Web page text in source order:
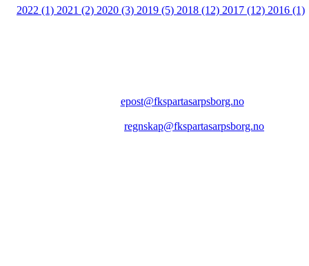
2022 (1) 2021 (2) 2020 (3) 2019 (5) 2018 (12) 2017 (12) 2016 (1)
epost@fkspartasarpsborg.no
regnskap@fkspartasarpsborg.no